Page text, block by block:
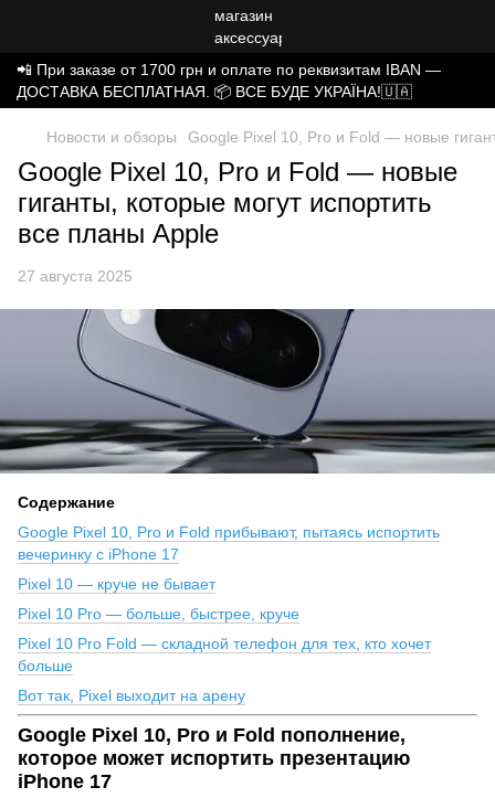
📲 При заказе от 1700 грн и оплате по реквизитам IBAN —
ДОСТАВКА БЕСПЛАТНАЯ. 📦 ВСЕ БУДЕ УКРАЇНА!🇺🇦
Новости и обзоры Google Pixel 10, Pro и Fold — новые
Google Pixel 10, Pro и Fold — новые
гиганты, которые могут испортить
все планы Apple
27 августа 2025
Содержание
Google Pixel 10, Pro и Fold прибывают, пытаясь испортить
вечеринку с iPhone 17
Pixel 10 — круче не бывает
Pixel 10 Pro — больше, быстрее, круче
Pixel 10 Pro Fold — складной телефон для тех, кто хочет
больше
Вот так, Pixel выходит на арену
Google Pixel 10, Pro и Fold пополнение,
которое может испортить презентацию
iPhone 17